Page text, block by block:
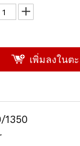
เพิ่มลงในต
1350